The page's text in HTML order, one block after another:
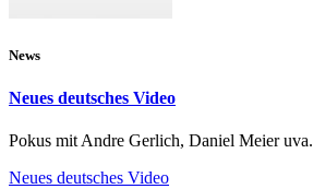
News
Neues deutsches Video
Pokus mit Andre Gerlich, Daniel Meier uva.
Neues deutsches Video